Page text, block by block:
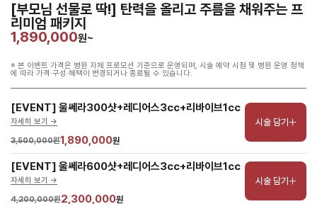
[부모님 선물로 딱!] 탄력을 올리고 주름을 채워주는 프
리미엄 패키지
1,890,000원~
※ 본 이벤트 가격은 병원 자체 프로모션 기준으로 운영되며, 시술 예약 시점 및 병원 운영 정책
에 따라 가격·구성·혜택이 변경되거나 종료될 수 있습니다.
[EVENT] 울쎄라300샷+레디어스3cc+리바이브1cc
자세히 보기 ->
3,500,000원1,890,000원
시술 담기
[EVENT] 울쎄라600샷+레디어스3cc+리바이브1cc
자세히 보기 ->
4,200,000원2,300,000원
시술 담기